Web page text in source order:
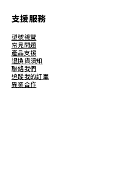
支援服務
型號總覽
常見問題
產品支援
退換貨須知
聯絡我們
追蹤我的訂單
異業合作